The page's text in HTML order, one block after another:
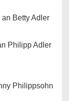
Betty Adler
Philipp Adler
Philippsohn